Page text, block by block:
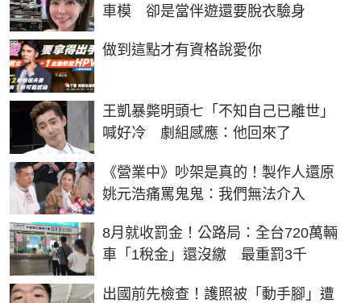
車模 卻是當伴遊還要脫衣驗身
做到這點才有資格說愛你
PR
王凱暴斃明頭七「不知自己已離世」
喊好冷 劇組感應：他回來了
《營業中》吵架是真的！製作人還原
姚元浩痛罵鬼鬼：我們無法介入
8月就收罰金！公路局：全台720萬輛
車「1稅金」還沒繳 最重罰3千
出國前先檢查！護照被「動手腳」遭